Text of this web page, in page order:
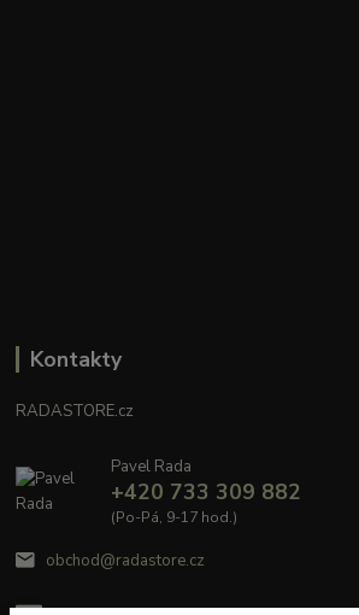
Kontakty
RADASTORE.cz
Pavel Rada
+420 733 309 882
(Po-Pá, 9-17 hod.)
obchod@radastore.cz